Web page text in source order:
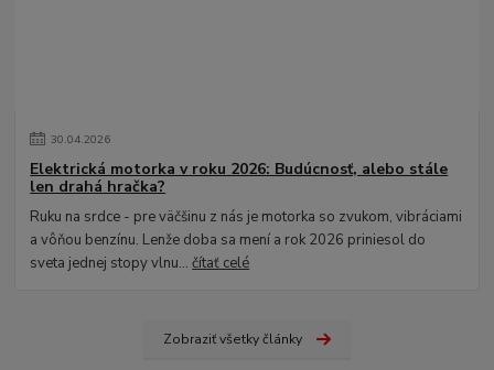
30.04.2026
Elektrická motorka v roku 2026: Budúcnosť, alebo stále
len drahá hračka?
Ruku na srdce - pre väčšinu z nás je motorka so zvukom, vibráciami
a vôňou benzínu. Lenže doba sa mení a rok 2026 priniesol do
sveta jednej stopy vlnu...čítať celé
Zobraziť všetky články